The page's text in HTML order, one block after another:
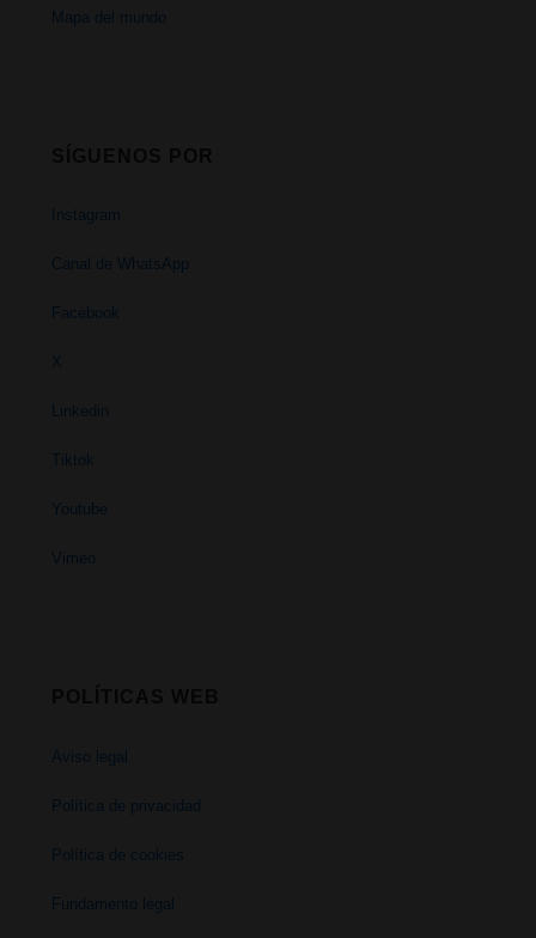
Mapa del mundo
Instagram
Canal de WhatsApp
Facebook
X
Linkedin
Tiktok
Youtube
Vimeo
Aviso legal
Política de privacidad
Política de cookies
Fundamento legal